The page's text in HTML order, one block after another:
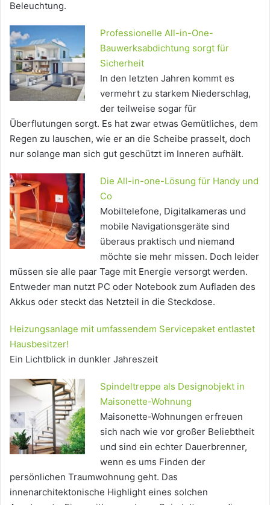
Beleuchtung.
Professionelle All-in-One-
Bauwerksabdichtung sorgt für
Sicherheit
In den letzten Jahren kommt es
vermehrt zu starkem Niederschlag,
der teilweise sogar für
Überflutungen sorgt. Es hat zwar etwas Gemütliches, dem
Regen zu lauschen, wie er an die Scheibe prasselt, doch
nur solange man sich gut geschützt im Inneren aufhält.
Die All-in-one-Lösung für Handy und
Co
Mobiltelefone, Digitalkameras und
mobile Navigationsgeräte sind
überaus praktisch und niemand
möchte sie mehr missen. Doch leider
müssen sie alle paar Tage mit Energie versorgt werden.
Entweder man nutzt PC oder Notebook zum Aufladen des
Akkus oder steckt das Netzteil in die Steckdose.
Heizungsanlage mit umfassendem Servicepaket entlastet
Hausbesitzer!
Ein Lichtblick in dunkler Jahreszeit
Spindeltreppe als Designobjekt in
Maisonette-Wohnung
Maisonette-Wohnungen erfreuen
sich nach wie vor großer Beliebtheit
und sind ein echter Dauerbrenner,
wenn es ums Finden der
persönlichen Traumwohnung geht. Das
innenarchitektonische Highlight eines solchen